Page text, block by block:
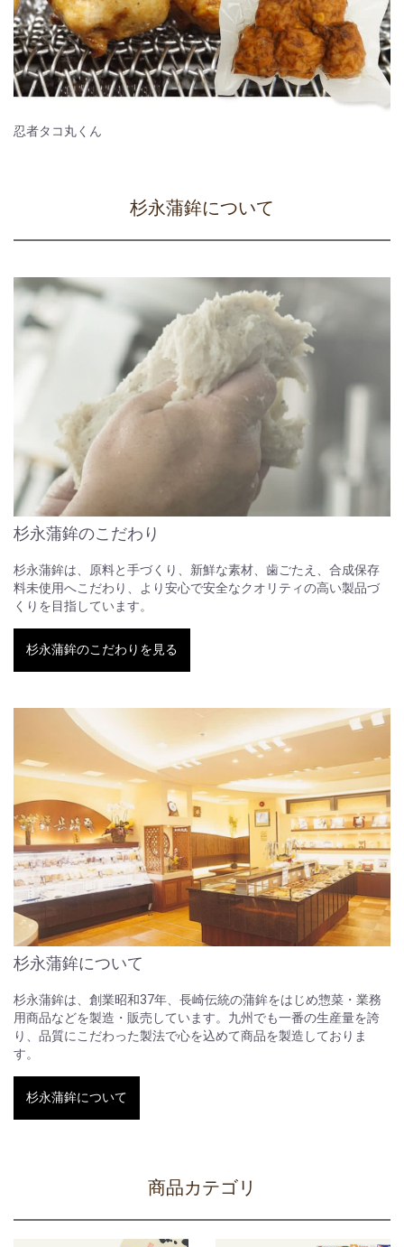
忍者タコ丸くん
杉永蒲鉾について
杉永蒲鉾のこだわり
杉永蒲鉾は、原料と手づくり、新鮮な素材、歯ごたえ、合成保存
料未使用へこだわり、より安心で安全なクオリティの高い製品づ
くりを目指しています。
杉永蒲鉾のこだわりを見る
杉永蒲鉾について
杉永蒲鉾は、創業昭和37年、長崎伝統の蒲鉾をはじめ惣菜・業務
用商品などを製造・販売しています。九州でも一番の生産量を誇
り、品質にこだわった製法で心を込めて商品を製造しておりま
す。
杉永蒲鉾について
商品カテゴリ